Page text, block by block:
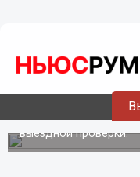
45 кг
обнаружено в
Рыба была
Управления
выездной проверки.